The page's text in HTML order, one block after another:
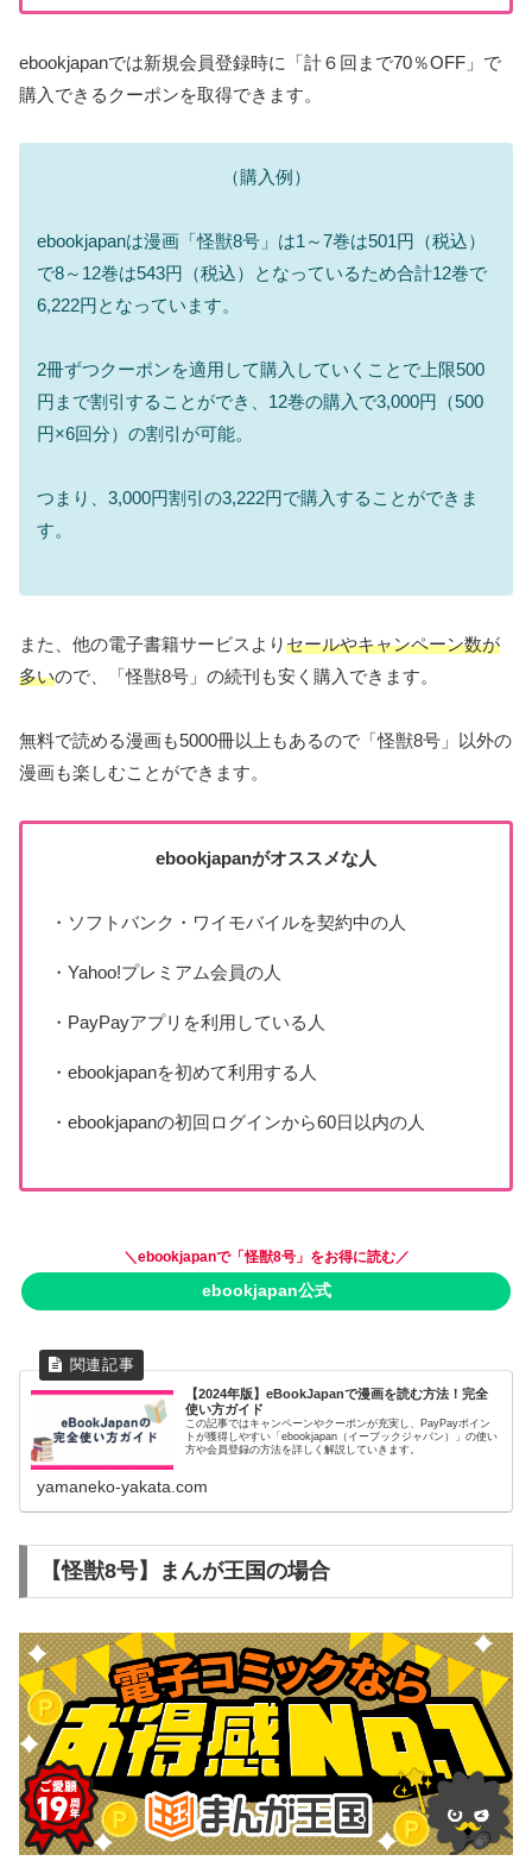
ebookjapanでは新規会員登録時に「計６回まで70％OFF」で
購入できるクーポンを取得できます。
（購入例）
ebookjapanは漫画「怪獣8号」は1～7巻は501円（税込）
で8～12巻は543円（税込）となっているため合計12巻で
6,222円となっています。
2冊ずつクーポンを適用して購入していくことで上限500
円まで割引することができ、12巻の購入で3,000円（500
円×6回分）の割引が可能。
つまり、3,000円割引の3,222円で購入することができま
す。
また、他の電子書籍サービスよりセールやキャンペーン数が
多いので、「怪獣8号」の続刊も安く購入できます。
無料で読める漫画も5000冊以上もあるので「怪獣8号」以外の
漫画も楽しむことができます。
ebookjapanがオススメな人
・ソフトバンク・ワイモバイルを契約中の人
・Yahoo!プレミアム会員の人
・PayPayアプリを利用している人
・ebookjapanを初めて利用する人
・ebookjapanの初回ログインから60日以内の人
＼ebookjapanで「怪獣8号」をお得に読む／
ebookjapan公式
【2024年版】eBookJapanで漫画を読む方法！完全
使い方ガイド
この記事ではキャンペーンやクーポンが充実し、PayPayポイン
トが獲得しやすい「ebookjapan（イーブックジャパン）」の使い
方や会員登録の方法を詳しく解説していきます。
yamaneko-yakata.com
【怪獣8号】まんが王国の場合